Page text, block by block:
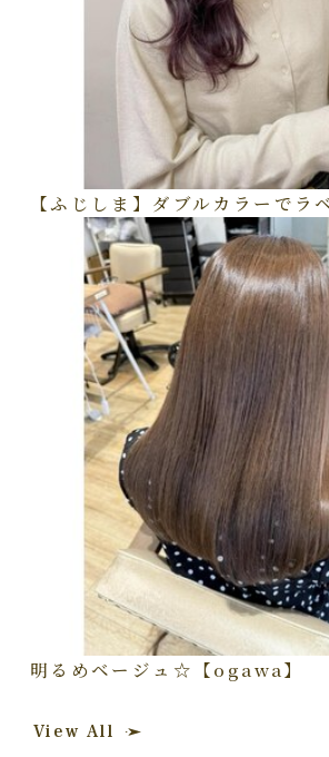
【ふじしま】ダブルカラーでラ
明るめベージュ☆【ogawa】
View All